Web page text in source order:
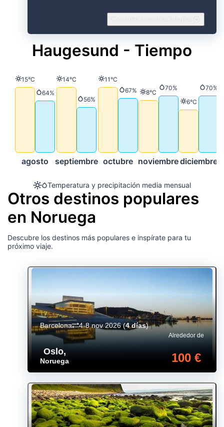
Haugesund - Tiempo
Temperatura y precipitación media mensual
agosto
Temperatura
15°C
Precipitación
64%
septiembre
Temperatura
14°C
Precipitación
56%
octubre
Temperatura
11°C
Precipitación
67%
noviembre
Temperatura
8°C
Precipitación
70%
diciembre
Temperatura
6°C
70%
Otros destinos populares
en Noruega
Descubre los destinos más populares e inspírate para tu
próximo viaje.
Oslo,
Noruega
Alrededor de
100 €
Barcelona 4-8 nov 2026(4 días)